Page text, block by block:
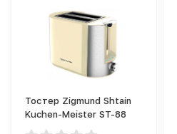
Тостер Zigmund Shtain
Kuchen-Meister ST-88